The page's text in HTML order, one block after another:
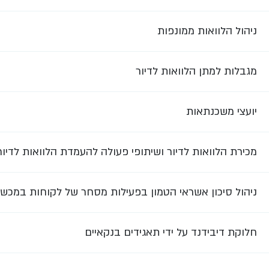
ניהול הלוואות ממונפות
מגבלות למתן הלוואות לדיור
יועצי משכנתאות
מכירת הלוואות לדיור ושיתופי פעולה להעמדת הלוואות
ניהול סיכון אשראי הטמון בפעילות מסחר של לקוחות
חלוקת דיבידנד על ידי תאגידים בנקאיים